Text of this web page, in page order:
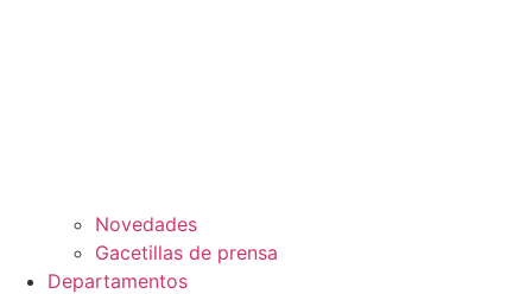
Novedades
Gacetillas de prensa
Departamentos